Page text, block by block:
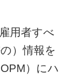
用者すべ
）情報を
）にハ